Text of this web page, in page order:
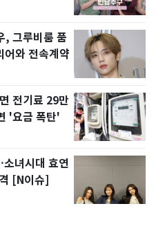
, 그루비룸 품
와 전속계약
전기료 29만
'요금 폭탄'
녀시대 효연
[N이슈]